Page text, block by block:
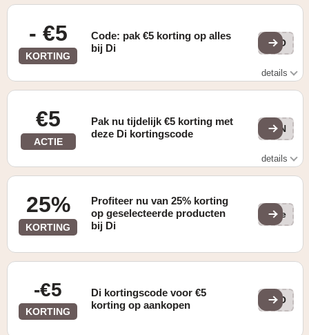
- €5
KORTING
Code: pak €5 korting op alles
bij Di
GLO
details
€5
ACTIE
Pak nu tijdelijk €5 korting met
deze Di kortingscode
SUN
details
25%
KORTING
Profiteer nu van 25% korting
op geselecteerde producten
bij Di
(ge
-€5
KORTING
Di kortingscode voor €5
korting op aankopen
GLO